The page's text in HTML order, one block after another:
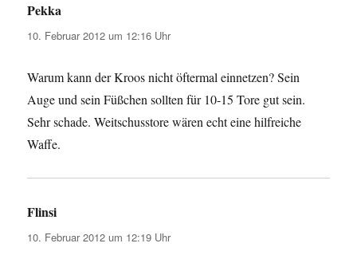
Pekka
10. Februar 2012 um 12:16 Uhr
Warum kann der Kroos nicht öftermal einnetzen? Sein
Auge und sein Füßchen sollten für 10-15 Tore gut sein.
Sehr schade. Weitschusstore wären echt eine hilfreiche
Waffe.
Flinsi
10. Februar 2012 um 12:19 Uhr